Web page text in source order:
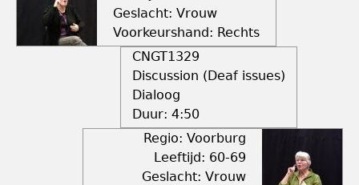
Geslacht: Vrouw
Voorkeurshand: Rechts
CNGT1329
Discussion (Deaf issues)
Dialoog
Duur: 4:50
Regio: Voorburg
Leeftijd: 60-69
Geslacht: Vrouw